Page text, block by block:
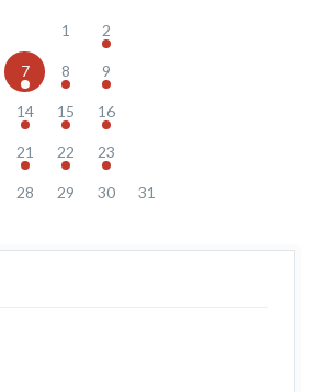
1 2
7 8 9
14 15 16
21 22 23
28 29 30 31